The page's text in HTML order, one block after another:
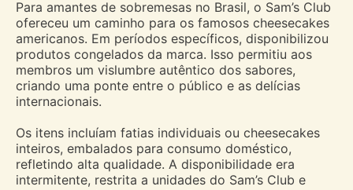
Para amantes de sobremesas no Brasil, o Sam’s Club
ofereceu um caminho para os famosos cheesecakes
americanos. Em períodos específicos, disponibilizou
produtos congelados da marca. Isso permitiu aos
membros um vislumbre autêntico dos sabores,
criando uma ponte entre o público e as delícias
internacionais.
Os itens incluíam fatias individuais ou cheesecakes
inteiros, embalados para consumo doméstico,
refletindo alta qualidade. A disponibilidade era
intermitente, restrita a unidades do Sam’s Club e